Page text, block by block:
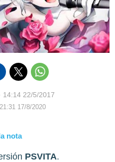
14:14 22/5/2017
17/8/2020
nota
PSVITA.